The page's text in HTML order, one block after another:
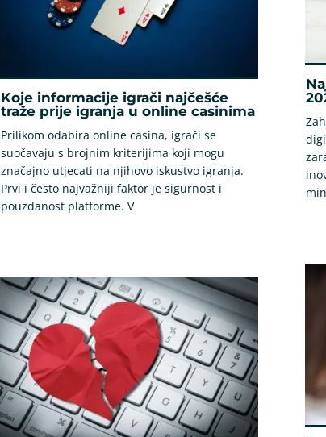
Koje informacije igrači najčešće
traže prije igranja u online casinima
Prilikom odabira online casina, igrači se
suočavaju s brojnim kriterijima koji mogu
značajno utjecati na njihovo iskustvo igranja.
Prvi i često najvažniji faktor je sigurnost i
pouzdanost platforme. V